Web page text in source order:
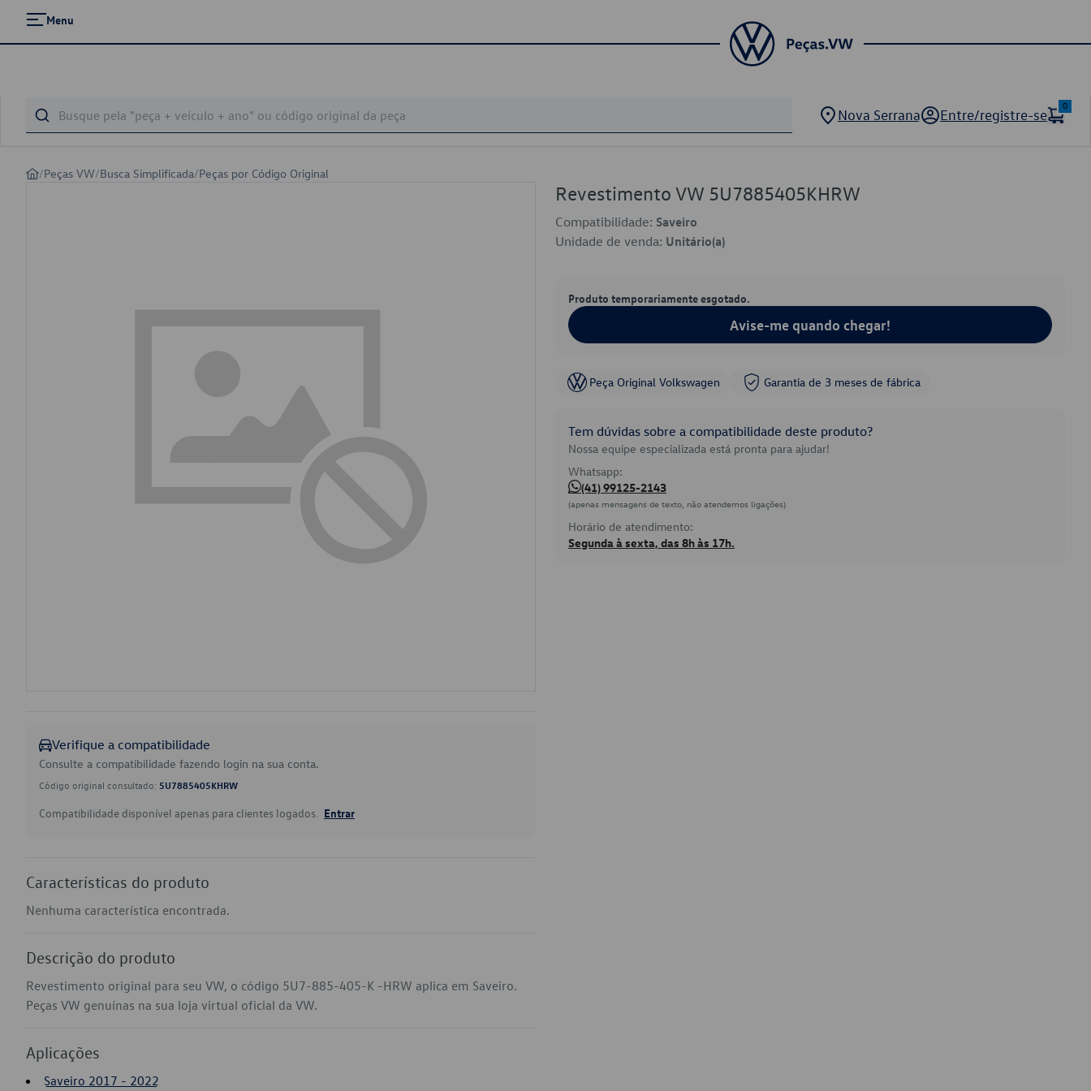
Menu
Nova Serrana Entre/registre-se
0
/Peças VW/Busca Simplificada/Peças por Código Original
Verifique a compatibilidade
Consulte a compatibilidade fazendo login na sua conta.
Código original consultado: 5U7885405KHRW
Compatibilidade disponível apenas para clientes logados. Entrar
Características do produto
Nenhuma característica encontrada.
Descrição do produto
Revestimento original para seu VW, o código 5U7-885-405-K -HRW aplica em Saveiro.
Peças VW genuínas na sua loja virtual oficial da VW.
Aplicações
Saveiro 2017 - 2022
Revestimento VW 5U7885405KHRW
Compatibilidade: Saveiro
Unidade de venda: Unitário(a)
Produto temporariamente esgotado.
Avise-me quando chegar!
Peça Original Volkswagen Garantia de 3 meses de fábrica
Tem dúvidas sobre a compatibilidade deste produto?
Nossa equipe especializada está pronta para ajudar!
Whatsapp:
(41) 99125-2143
(apenas mensagens de texto, não atendemos ligações)
Horário de atendimento:
Segunda à sexta, das 8h às 17h.